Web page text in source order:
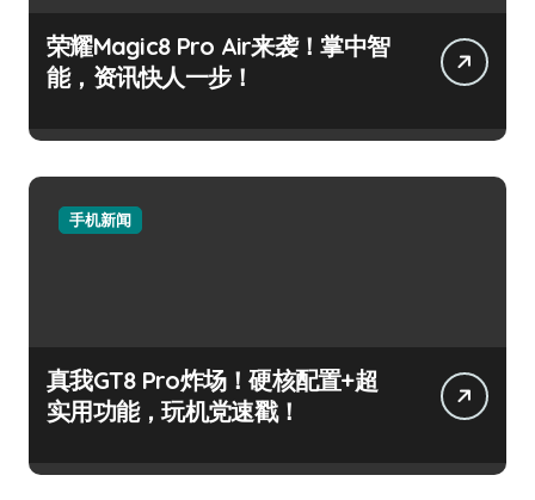
荣耀Magic8 Pro Air来袭！掌中智
能，资讯快人一步！
手机新闻
真我GT8 Pro炸场！硬核配置+超
实用功能，玩机党速戳！